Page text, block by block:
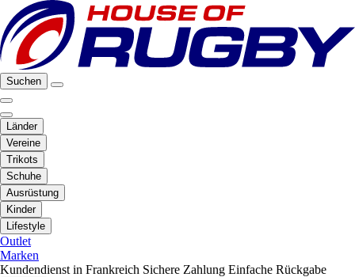
Suchen
Länder
Vereine
Trikots
Schuhe
Ausrüstung
Kinder
Lifestyle
Outlet
Marken
Kundendienst in Frankreich Sichere Zahlung Einfache Rückgabe